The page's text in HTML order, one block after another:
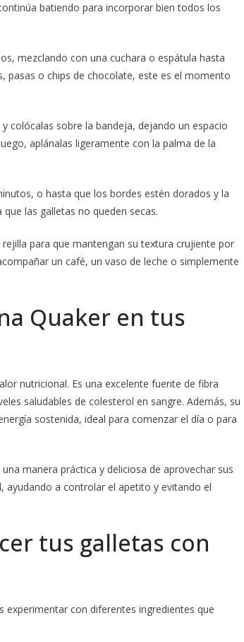
batiendo para incorporar bien todos los
mezclando con una cuchara o espátula hasta
pasas o chips de chocolate, este es el momento
colócalas sobre la bandeja, dejando un espacio
aplánalas ligeramente con la palma de la
o hasta que los bordes estén dorados y la
las galletas no queden secas.
para que mantengan su textura crujiente por
un café, un vaso de leche o simplemente
Quaker en tus
nutricional. Es una excelente fuente de fibra
saludables de colesterol en sangre. Además, su
sostenida, ideal para comenzar el día o para
manera práctica y deliciosa de aprovechar sus
ayudando a controlar el apetito y evitando el
tus galletas con
experimentar con diferentes ingredientes que